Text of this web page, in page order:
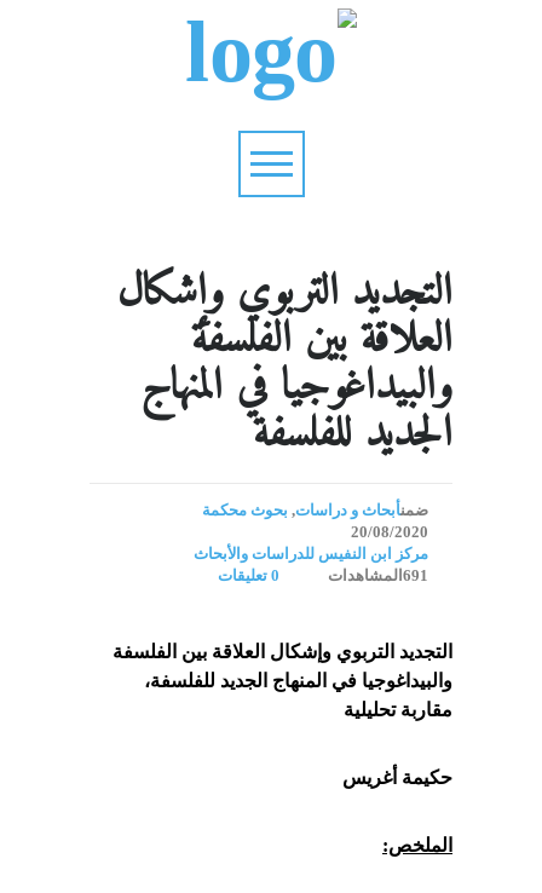
التجديد التربوي وإشكال
العلاقة بين الفلسفة
والبيداغوجيا في المنهاج
الجديد للفلسفة
ضمنأبحاث و دراسات, بحوث محكمة
20/08/2020
مركز ابن النفيس للدراسات والأبحاث
691المشاهدات
0 تعليقات
التجديد التربوي وإشكال العلاقة بين الفلسفة
والبيداغوجيا في المنهاج الجديد للفلسفة،
مقاربة تحليلية
حكيمة أغريس
الملخص: